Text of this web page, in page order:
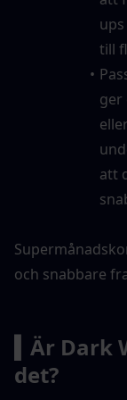
till
ger
att
och snabbare
▍Är
det?